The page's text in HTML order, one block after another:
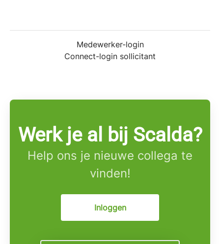
Medewerker-login
Connect-login sollicitant
Werk je al bij Scalda?
Help ons je nieuwe collega te
vinden!
Inloggen